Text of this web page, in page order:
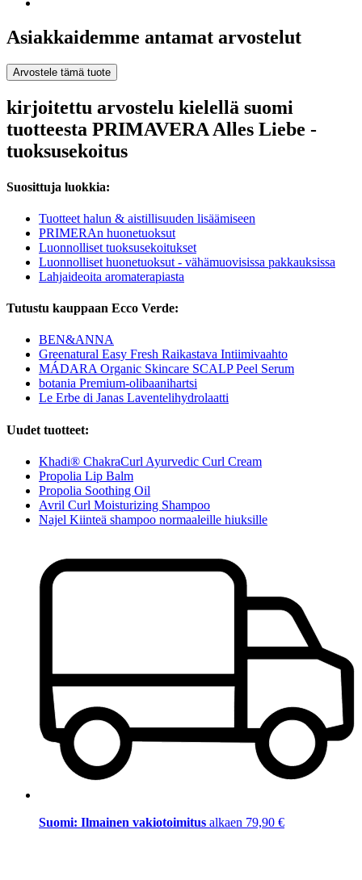
Asiakkaidemme antamat arvostelut
Arvostele tämä tuote
kirjoitettu arvostelu kielellä suomi
tuotteesta PRIMAVERA Alles Liebe -
tuoksusekoitus
Suosittuja luokkia:
Tuotteet halun & aistillisuuden lisäämiseen
PRIMERAn huonetuoksut
Luonnolliset tuoksusekoitukset
Luonnolliset huonetuoksut - vähämuovisissa pakkauksissa
Lahjaideoita aromaterapiasta
Tutustu kauppaan Ecco Verde:
BEN&ANNA
Greenatural Easy Fresh Raikastava Intiimivaahto
MÁDARA Organic Skincare SCALP Peel Serum
botania Premium-olibaanihartsi
Le Erbe di Janas Laventelihydrolaatti
Uudet tuotteet:
Khadi® ChakraCurl Ayurvedic Curl Cream
Propolia Lip Balm
Propolia Soothing Oil
Avril Curl Moisturizing Shampoo
Najel Kiinteä shampoo normaaleille hiuksille
Suomi: Ilmainen vakiotoimitus alkaen 79,90 €